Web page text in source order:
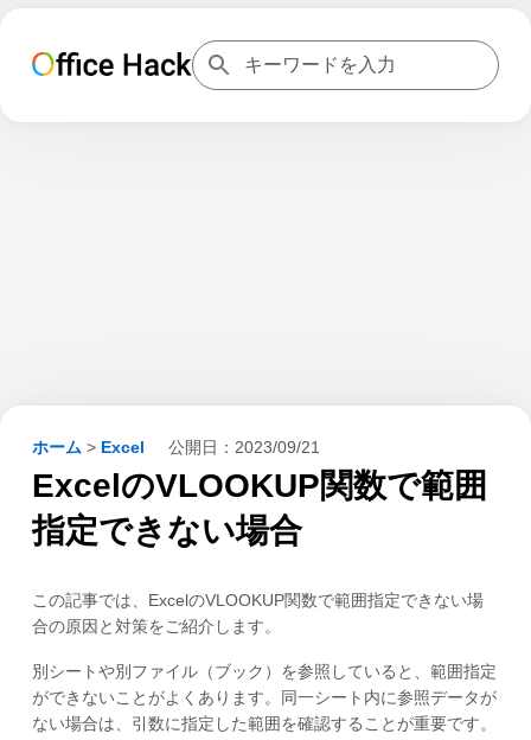
ホーム > Excel 公開日： 2023/09/21
ExcelのVLOOKUP関数で範囲
指定できない場合
この記事では、ExcelのVLOOKUP関数で範囲指定できない場
合の原因と対策をご紹介します。
別シートや別ファイル（ブック）を参照していると、範囲指定
ができないことがよくあります。同一シート内に参照データが
ない場合は、引数に指定した範囲を確認することが重要です。